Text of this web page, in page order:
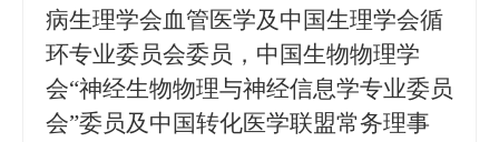
病生理学会血管医学及中国生理学会循
环专业委员会委员，中国生物物理学
会“神经生物物理与神经信息学专业委员
会”委员及中国转化医学联盟常务理事